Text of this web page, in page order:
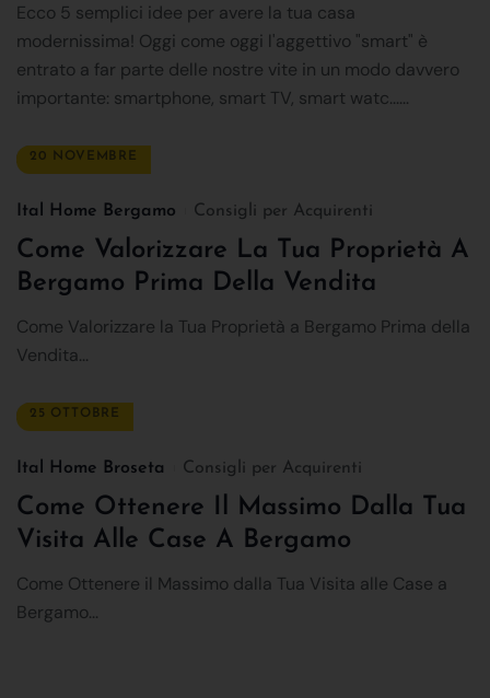
Ecco 5 semplici idee per avere la tua casa
modernissima! Oggi come oggi l'aggettivo "smart" è
entrato a far parte delle nostre vite in un modo davvero
importante: smartphone, smart TV, smart watc......
20 NOVEMBRE
Ital Home Bergamo Consigli per Acquirenti
Come Valorizzare La Tua Proprietà A
Bergamo Prima Della Vendita
Come Valorizzare la Tua Proprietà a Bergamo Prima della
Vendita...
25 OTTOBRE
Ital Home Broseta Consigli per Acquirenti
Come Ottenere Il Massimo Dalla Tua
Visita Alle Case A Bergamo
Come Ottenere il Massimo dalla Tua Visita alle Case a
Bergamo...